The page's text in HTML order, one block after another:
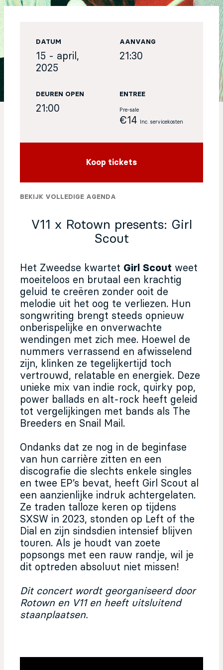
V11 x Rotown presents: Girl
Scout
Het Zweedse kwartet Girl Scout weet
moeiteloos en brutaal een krachtig
geluid te creëren zonder ooit de
melodie uit het oog te verliezen. Hun
songwriting brengt steeds opnieuw
onberispelijke en onverwachte
wendingen met zich mee. Hoewel de
nummers verrassend en afwisselend
zijn, klinken ze tegelijkertijd toch
vertrouwd, relatable en energiek. Deze
unieke mix van indie rock, quirky pop,
power ballads en alt-rock heeft geleid
tot vergelijkingen met bands als The
Breeders en Snail Mail.
Ondanks dat ze nog in de beginfase
van hun carrière zitten en een
discografie die slechts enkele singles
en twee EP’s bevat, heeft Girl Scout al
een aanzienlijke indruk achtergelaten.
Ze traden talloze keren op tijdens
SXSW in 2023, stonden op Left of the
Dial en zijn sindsdien intensief blijven
touren. Als je houdt van zoete
popsongs met een rauw randje, wil je
dit optreden absoluut niet missen!
Dit concert wordt georganiseerd door
Rotown en V11 en heeft uitsluitend
staanplaatsen.
DATUM
15 - april,
2025
AANVANG
21:30
DEUREN OPEN
21:00
ENTREE
Pre-sale
€14 Inc. servicekosten
Koop tickets
BEKIJK VOLLEDIGE AGENDA